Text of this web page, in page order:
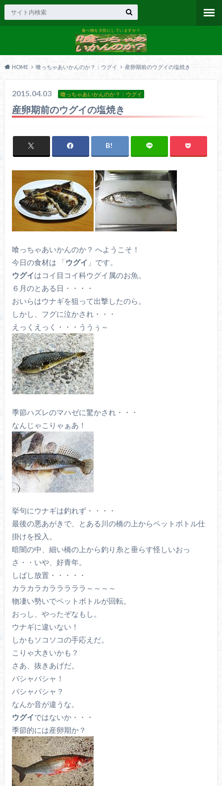
食べ物を大切にしていますか？
HOME 喰っちゃあいかんのか？：ウグイ 産卵期前のウグイの塩焼き
2015.04.03 喰っちゃあいかんのか？：ウグイ
産卵期前のウグイの塩焼き
喰っちゃあいかんのか？ へようこそ！
今日の食材は 「ウグイ 」です。
ウグイはコイ目コイ科ウグイ属のお魚。
６月のとある日・・・・
おいらはウナギを狙って出撃したのら。
しかし、フグに泣かされ・・・
えっくえっく・・・ううぅ～
季節ハズレのマハゼに驚かされ・・・
なんじゃこりゃぁあ！
挙句にウナギは釣れず・・・・
最後の悪あがきで、とある川の橋の上からペットボトル仕
掛けを投入。
暗闇の中、細い橋の上から釣り糸と垂らす怪しいおっ
さ・・いや、好青年。
しばし放置・・・・・
カラカラカラララララ～～～～
物凄い勢いでペットボトルが回転。
おっし、やったぞなもし。
ウナギに違いない！
しかもソコソコの手応えだ。
こりゃ大きいかも？
さあ、抜きあげだ。
バシャバシャ！
バシャバシャ？
なんか音が違うな。
ウグイではないか・・・
季節的には産卵期か？